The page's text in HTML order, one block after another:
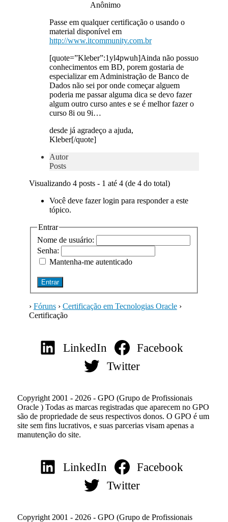
Anônimo
Passe em qualquer certificação o usando o
material disponível em
http://www.itcommunity.com.br
[quote=”Kleber”:1yl4pwuh]Ainda não possuo
conhecimentos em BD, porem gostaria de
especializar em Administração de Banco de
Dados não sei por onde começar alguem
poderia me passar alguma dica se devo fazer
algum outro curso antes e se é melhor fazer o
curso 8i ou 9i…
desde já agradeço a ajuda,
Kleber[/quote]
Autor
Posts
Visualizando 4 posts - 1 até 4 (de 4 do total)
Você deve fazer login para responder a este
tópico.
Entrar
Nome de usuário:
Senha:
Mantenha-me autenticado
Entrar
› Fóruns › Certificação em Tecnologias Oracle ›
Certificação
LinkedIn
Facebook
Twitter
Copyright 2001 - 2026 - GPO (Grupo de Profissionais
Oracle ) Todas as marcas registradas que aparecem no GPO
são de propriedade de seus respectivos donos. O GPO é um
site sem fins lucrativos, e suas parcerias visam apenas a
manutenção do site.
LinkedIn
Facebook
Twitter
Copyright 2001 - 2026 - GPO (Grupo de Profissionais